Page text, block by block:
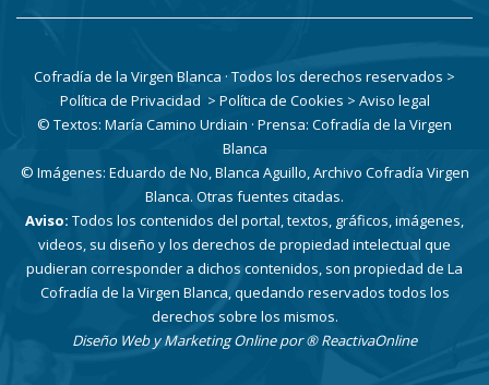
Cofradía de la Virgen Blanca · Todos los derechos reservados >
Política de Privacidad > Política de Cookies > Aviso legal
© Textos: María Camino Urdiain · Prensa: Cofradía de la Virgen
Blanca
© Imágenes: Eduardo de No, Blanca Aguillo, Archivo Cofradía Virgen
Blanca. Otras fuentes citadas.
Aviso: Todos los contenidos del portal, textos, gráficos, imágenes,
videos, su diseño y los derechos de propiedad intelectual que
pudieran corresponder a dichos contenidos, son propiedad de La
Cofradía de la Virgen Blanca, quedando reservados todos los
derechos sobre los mismos.
Diseño Web y Marketing Online por® ReactivaOnline